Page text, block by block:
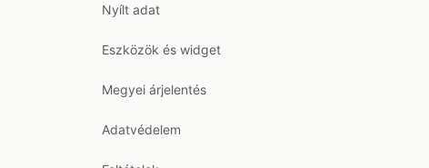
Nyílt adat
Eszközök és widget
Megyei árjelentés
Adatvédelem